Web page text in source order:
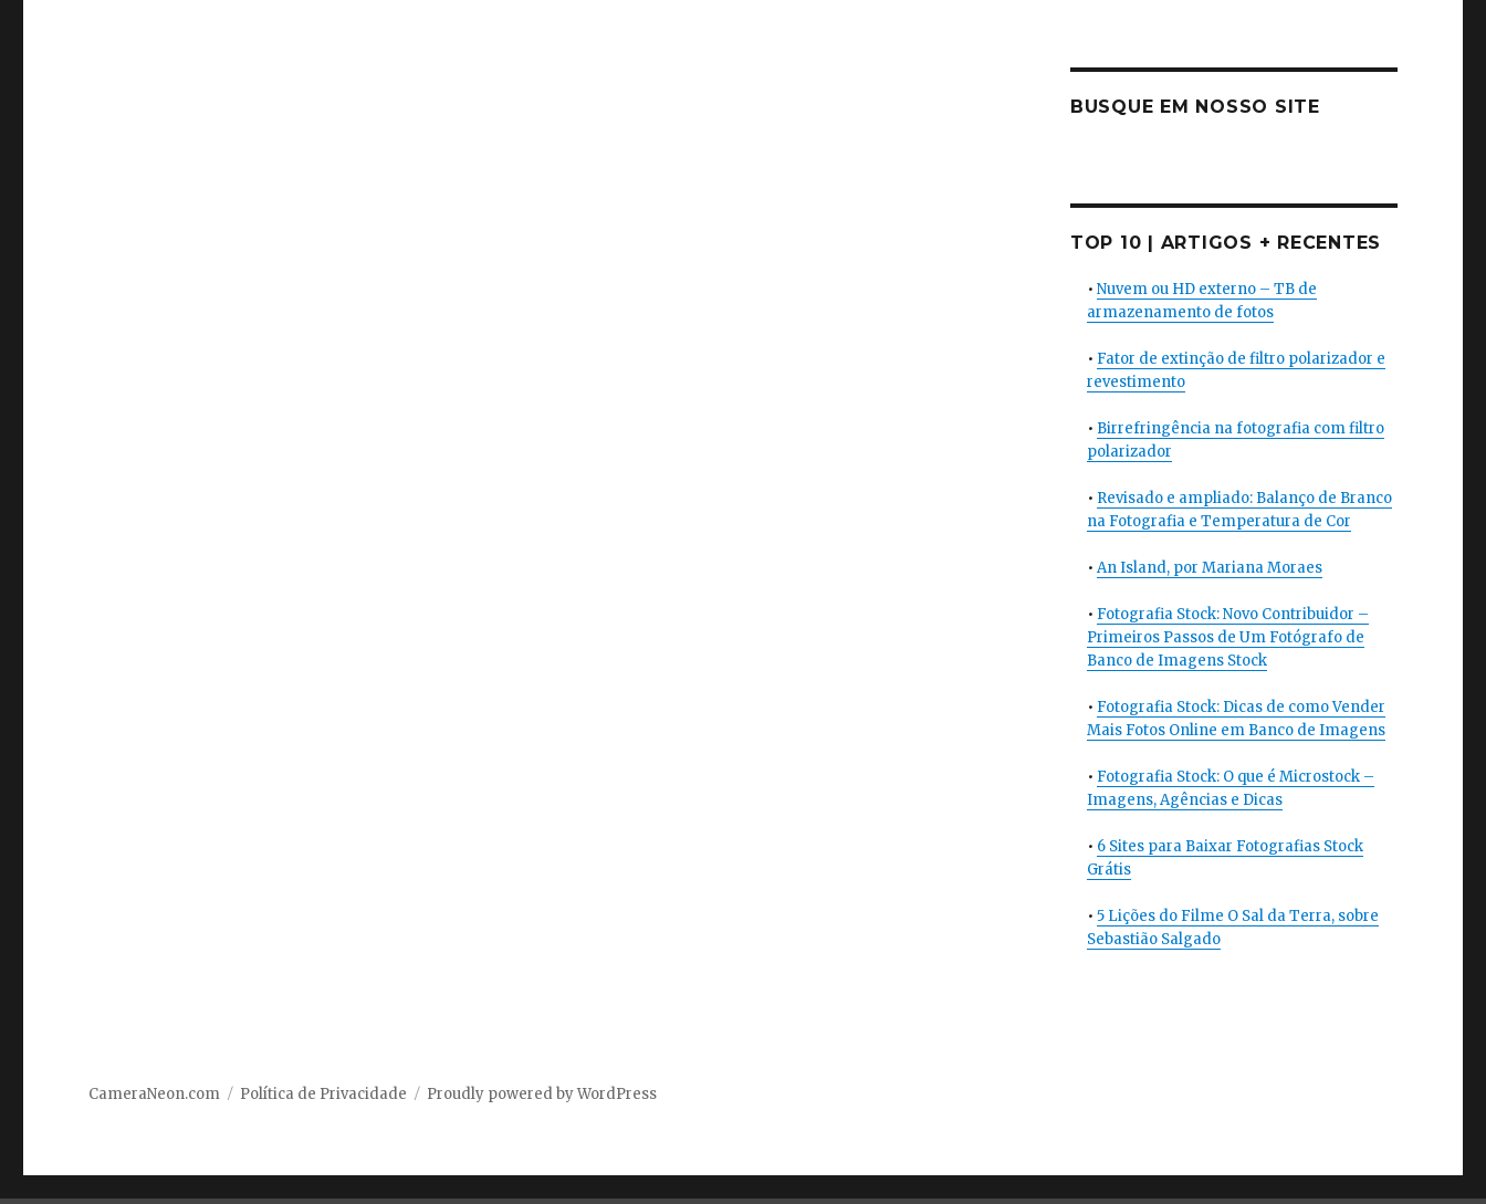
BUSQUE EM NOSSO SITE
TOP 10 | ARTIGOS + RECENTES
• Nuvem ou HD externo – TB de
armazenamento de fotos
• Fator de extinção de filtro polarizador e
revestimento
• Birrefringência na fotografia com filtro
polarizador
• Revisado e ampliado: Balanço de Branco
na Fotografia e Temperatura de Cor
• An Island, por Mariana Moraes
• Fotografia Stock: Novo Contribuidor –
Primeiros Passos de Um Fotógrafo de
Banco de Imagens Stock
• Fotografia Stock: Dicas de como Vender
Mais Fotos Online em Banco de Imagens
• Fotografia Stock: O que é Microstock –
Imagens, Agências e Dicas
• 6 Sites para Baixar Fotografias Stock
Grátis
• 5 Lições do Filme O Sal da Terra, sobre
Sebastião Salgado
CameraNeon.com Política de Privacidade Proudly powered by WordPress